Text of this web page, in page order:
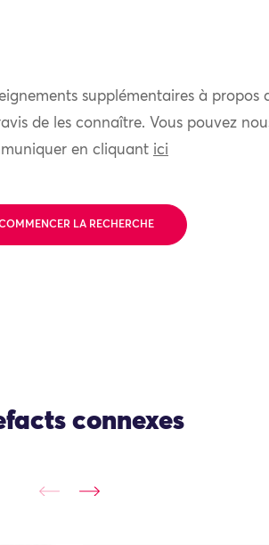
supplémentaires à propos
de les connaître. Vous pouvez
en cliquant ici
LA RECHERCHE
connexes